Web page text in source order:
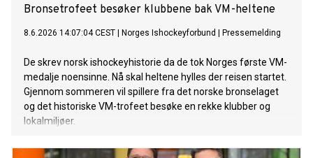
Bronsetrofeet besøker klubbene bak VM-heltene
8.6.2026 14:07:04 CEST Norges Ishockeyforbund Pressemelding
De skrev norsk ishockeyhistorie da de tok Norges første VM-
medalje noensinne. Nå skal heltene hylles der reisen startet.
Gjennom sommeren vil spillere fra det norske bronselaget
og det historiske VM-trofeet besøke en rekke klubber og
lokalmiljøer.